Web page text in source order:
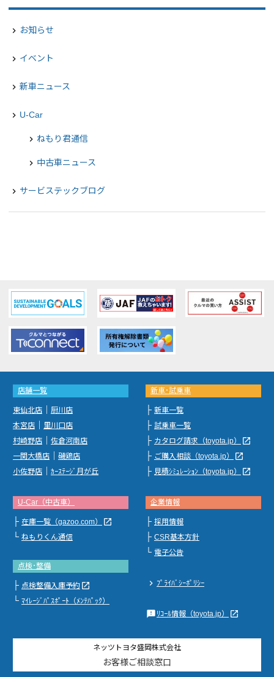
navigate_next お知らせ
navigate_next イベント
navigate_next 新車ニュース
navigate_next U-Car
chevron_right ねもり君通信
chevron_right 中古車ニュース
navigate_next サービステックブログ
店舗一覧
東仙北店
厨川店
本宮店
里川口店
村崎野店
佐倉河南店
一関大橋店
磯鶏店
小佐野店
ｶｰｽﾃｰｼﾞ月が丘
新車･試乗車
├ 新車一覧
├ 試乗車一覧
├ カタログ請求（toyota.jp）
launch
├ ご購入相談（toyota.jp）
launch
├ 見積ｼﾐｭﾚｰｼｮﾝ（toyota.jp） launch
U-Car（中古車）
├ 在庫一覧（gazoo.com）
launch
└ ねもりくん通信
点検･整備
├ 点検整備入庫予約 launch
└ ﾏｲﾚｰｼﾞﾊﾟｽﾎﾟｰﾄ（ﾒﾝﾃﾊﾟｯｸ）
企業情報
├ 採用情報
├ CSR基本方針
└ 電子公告
chevron_right ﾌﾟﾗｲﾊﾞｼｰﾎﾟﾘｼｰ
feedback ﾘｺｰﾙ情報（toyota.jp） launch
ネッツトヨタ盛岡株式会社
お客様ご相談窓口